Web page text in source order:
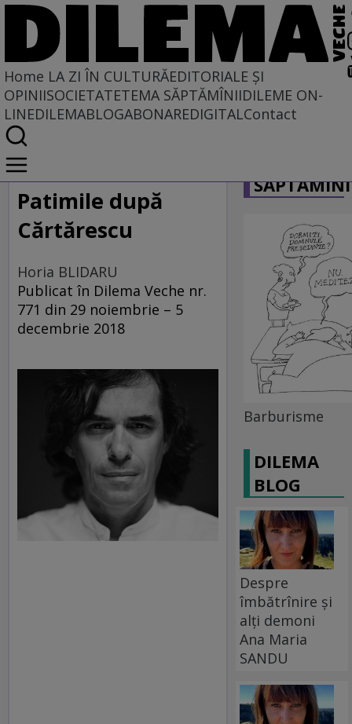
Home LA ZI ÎN CULTURĂEDITORIALE ȘI
OPINIISOCIETATETEMA SĂPTĂMÎNIIDILEME ON-
LINEDILEMABLOGABONAREDIGITALContact
Home
La zi în cultură
Patimile după
Cărtărescu
Horia BLIDARU
Publicat în Dilema Veche nr.
771 din 29 noiembrie – 5
decembrie 2018
Barburisme
DILEMA
BLOG
Despre
îmbătrînire și
alți demoni
Ana Maria
SANDU